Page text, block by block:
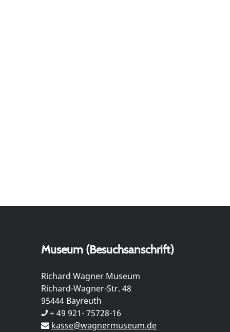
Museum (Besuchsanschrift)
Richard Wagner Museum
Richard-Wagner-Str. 48
95444 Bayreuth
+ 49 921- 75728-16
kasse@wagnermuseum.de